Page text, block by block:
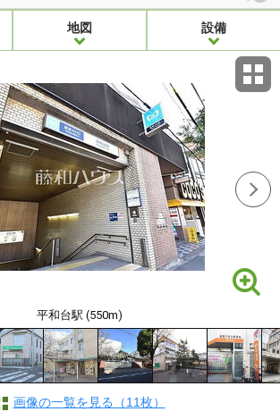
地図 設備
平和台駅 (550m)
画像の一覧を見る（11枚）